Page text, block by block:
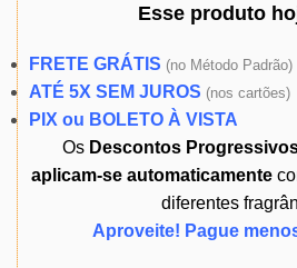
Esse produto
FRETE GRÁTIS (no Método Padrão)
ATÉ 5X SEM JUROS (nos cartões)
PIX ou BOLETO À VISTA
Os Descontos
aplicam-se automaticamente
diferentes
Aproveite! Pague